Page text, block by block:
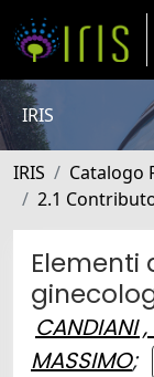
IRIS
IRIS Catalogo
2.1
Elementi
CANDIANI
MASSIMO;